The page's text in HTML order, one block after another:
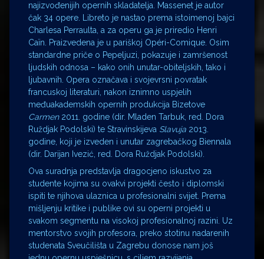
najizvođenijih opernih skladatelja. Massenet je autor
čak 34 opere. Libreto je nastao prema istoimenoj bajci
Charlesa Perraulta, a za operu ga je priredio Henri
Caïn. Praizvedena je u pariškoj Opéri-Comique. Osim
standardne priče o Pepeljuzi, pokazuje i zamršenost
ljudskih odnosa – kako onih unutar-obiteljskih, tako i
ljubavnih. Opera označava i svojevrsni povratak
francuskoj literaturi, nakon iznimno uspjelih
međuakademskih opernih produkcija Bizetove
Carmen 2011. godine (dir. Mladen Tarbuk, red. Dora
Ruždjak Podolski) te Stravinskijeva Slavuja 2013.
godine, koji je izveden i unutar zagrebačkog Biennala
(dir. Darijan Ivezić, red. Dora Ruždjak Podolski).
Ova suradnja predstavlja dragocjeno iskustvo za
studente kojima su ovakvi projekti često i diplomski
ispiti te njihova ulaznica u profesionalni svijet. Prema
mišljenju kritike i publike ovi su operni projekti u
svakom segmentu na visokoj profesionalnoj razini. Uz
mentorstvo svojih profesora, preko stotinu nadarenih
studenata Sveučilišta u Zagrebu donose nam još